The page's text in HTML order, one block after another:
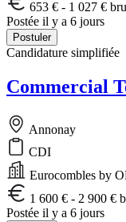
653 € - 1 027 €
Postée il y a 6 jours
Postuler
Candidature simplifiée
Commercial
Annonay
CDI
Eurocombles by
1 600 € - 2 900 €
Postée il y a 6 jours